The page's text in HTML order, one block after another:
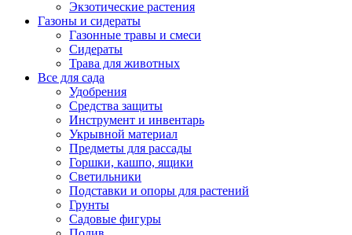
Экзотические растения
Газоны и сидераты
Газонные травы и смеси
Сидераты
Трава для животных
Все для сада
Удобрения
Средства защиты
Инструмент и инвентарь
Укрывной материал
Предметы для рассады
Горшки, кашпо, ящики
Светильники
Подставки и опоры для растений
Грунты
Садовые фигуры